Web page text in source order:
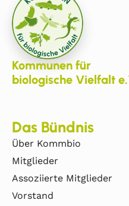
Kommunen für
biologische Vielfalt
Das Bündnis
Über Kommbio
Mitglieder
Assoziierte Mitglieder
Vorstand